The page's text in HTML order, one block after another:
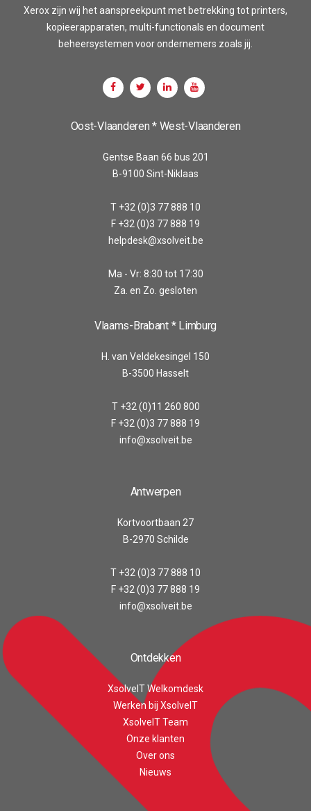
Xerox zijn wij het aanspreekpunt met betrekking tot printers,
kopieerapparaten, multi-functionals en document
beheersystemen voor ondernemers zoals jij.
Oost-Vlaanderen * West-Vlaanderen
Gentse Baan 66 bus 201
B-9100 Sint-Niklaas
T +32 (0)3 77 888 10
F +32 (0)3 77 888 19
helpdesk@xsolveit.be
Ma - Vr: 8:30 tot 17:30
Za. en Zo. gesloten
Vlaams-Brabant * Limburg
H. van Veldekesingel 150
B-3500 Hasselt
T +32 (0)11 260 800
F +32 (0)3 77 888 19
info@xsolveit.be
Antwerpen
Kortvoortbaan 27
B-2970 Schilde
T +32 (0)3 77 888 10
F +32 (0)3 77 888 19
info@xsolveit.be
Ontdekken
XsolveIT Welkomdesk
Werken bij XsolveIT
XsolveIT Team
Onze klanten
Over ons
Nieuws
Customer reviews and experiences for
XsolveIT